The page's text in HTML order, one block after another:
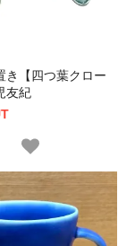
き【四つ葉クロー
友紀